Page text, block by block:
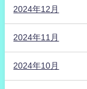
2024年12月
2024年11月
2024年10月